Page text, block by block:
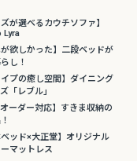
ズが選べるカウチソファ】
Lyra
が欲しかった】二段ベッドが
し！
イプの癒し空間】ダイニング
「レブル」
オーダー対応】すきま収納の
ベッド×大正堂】オリジナル
マットレス